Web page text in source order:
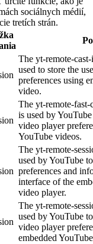
sociálnych médií,
tretích strán.
The yt-remote-
used to store the
preferences using
video.
The yt-remote-
is used by
video player
YouTube videos.
The yt-remote-
used by YouTube
preferences and
interface of the
video player.
The yt-remote-
used by YouTube
video player
embedded